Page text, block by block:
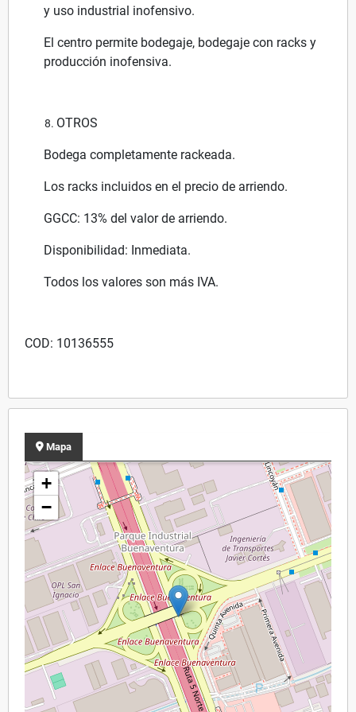
y uso industrial inofensivo.
El centro permite bodegaje, bodegaje con racks y
producción inofensiva.
OTROS
Bodega completamente rackeada.
Los racks incluidos en el precio de arriendo.
GGCC: 13% del valor de arriendo.
Disponibilidad: Inmediata.
Todos los valores son más IVA.
COD: 10136555
Mapa
+
−